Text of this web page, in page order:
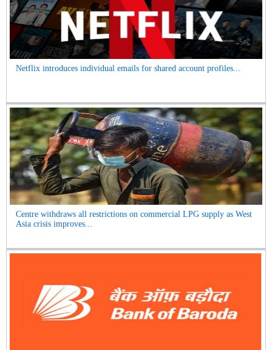
Netflix introduces individual emails for shared account profiles...
Centre withdraws all restrictions on commercial LPG supply as West
Asia crisis improves...